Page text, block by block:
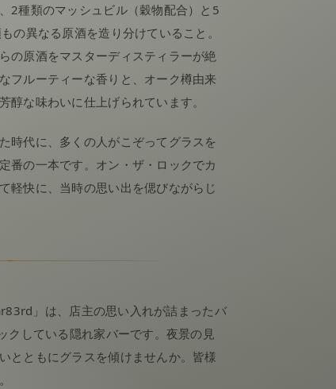
2種類のマッシュビル（穀物配合）と5
の異なる原酒を造り分けていること。
の原酒をマスターディスティラーが絶
フルーティーな香りと、オーク樽由来
な味わいに仕上げられています。
時代に、多くの人がこぞってグラスを
番の一本です。オン・ザ・ロックでカ
軽快に、当時の思い出を偲びながらじ
」は、店主の思い入れが詰まったバ
クしている隠れ家バーです。夜景の見
とともにグラスを傾けませんか。皆様